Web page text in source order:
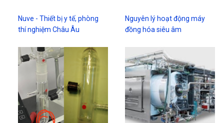
Nuve - Thiết bị y tế, phòng
thí nghiệm Châu Âu
Nguyên lý hoạt động máy
đồng hóa siêu âm